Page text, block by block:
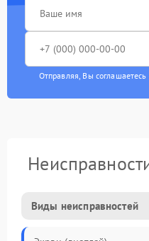
Отправляя, Вы соглашаетесь
Виды неисправностей